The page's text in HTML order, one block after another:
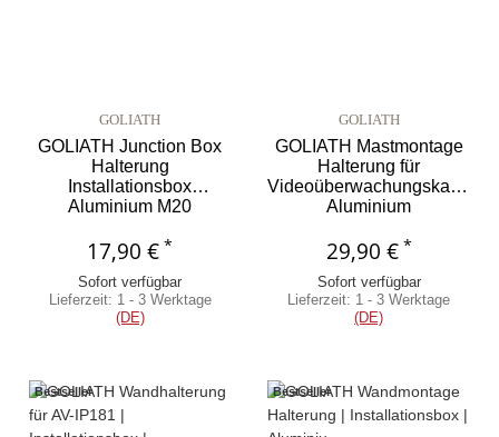
GOLIATH
GOLIATH Junction Box
Halterung
Installationsbox
Aluminium M20
HDC-Z10
17,90 € *
Sofort verfügbar
Lieferzeit: 1 - 3 Werktage
(DE)
GOLIATH
GOLIATH Mastmontage
Halterung für
Videoüberwachungskameras
Aluminium
HDC-Z03
29,90 €*
Sofort verfügbar
Lieferzeit: 1 - 3 Werktage
(DE)
Bestseller Bestseller